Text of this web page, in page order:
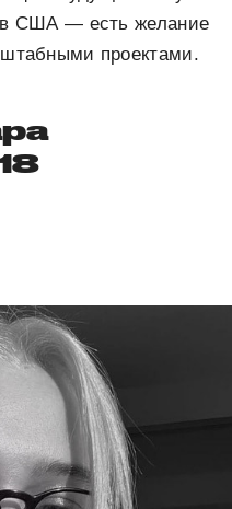
в США — есть желание
проектами.